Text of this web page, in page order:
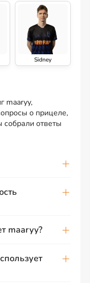
Sidney
maaryy,
о прицеле,
собрали ответы
maaryy?